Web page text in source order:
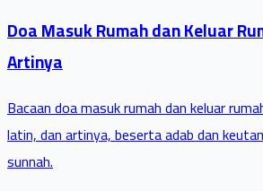
Doa Masuk Rumah dan Keluar
Artinya
Bacaan doa masuk rumah dan keluar
latin, dan artinya, beserta adab dan
sunnah.